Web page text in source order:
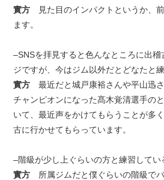
實方 見た目のインパクトというか、
ます。
–SNSを拝見すると色んなところに出
ジですが、今はジム以外だとどなたと
實方 最近だと城戸康裕さんや平山迅
チャンピオンになった髙木覚清選手の
いて、最近声をかけてもらうことが多
古に行かせてもらっています。
–階級が少し上ぐらいの方と練習してい
實方 所属ジムだと僕ぐらいの階級で